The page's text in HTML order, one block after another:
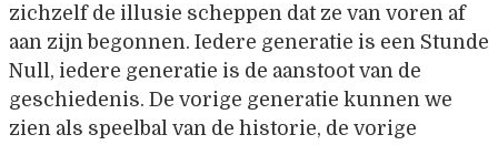
zichzelf de illusie scheppen dat ze van voren af
aan zijn begonnen. Iedere generatie is een Stunde
Null, iedere generatie is de aanstoot van de
geschiedenis. De vorige generatie kunnen we
zien als speelbal van de historie, de vorige